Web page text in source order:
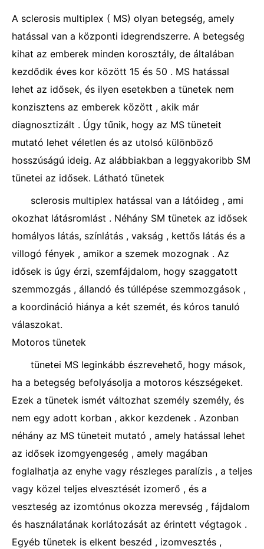
A sclerosis multiplex ( MS) olyan betegség, amely
hatással van a központi idegrendszerre. A betegség
kihat az emberek minden korosztály, de általában
kezdődik éves kor között 15 és 50 . MS hatással
lehet az idősek, és ilyen esetekben a tünetek nem
konzisztens az emberek között , akik már
diagnosztizált . Úgy tűnik, hogy az MS tüneteit
mutató lehet véletlen és az utolsó különböző
hosszúságú ideig. Az alábbiakban a leggyakoribb SM
tünetei az idősek. Látható tünetek
sclerosis multiplex hatással van a látóideg , ami
okozhat látásromlást . Néhány SM tünetek az idősek
homályos látás, színlátás , vakság , kettős látás és a
villogó fények , amikor a szemek mozognak . Az
idősek is úgy érzi, szemfájdalom, hogy szaggatott
szemmozgás , állandó és túllépése szemmozgások ,
a koordináció hiánya a két szemét, és kóros tanuló
válaszokat.
Motoros tünetek
tünetei MS leginkább észrevehető, hogy mások,
ha a betegség befolyásolja a motoros készségeket.
Ezek a tünetek ismét változhat személy személy, és
nem egy adott korban , akkor kezdenek . Azonban
néhány az MS tüneteit mutató , amely hatással lehet
az idősek izomgyengeség , amely magában
foglalhatja az enyhe vagy részleges paralízis , a teljes
vagy közel teljes elvesztését izomerő , és a
veszteség az izomtónus okozza merevség , fájdalom
és használatának korlátozását az érintett végtagok .
Egyéb tünetek is elkent beszéd , izomvesztés ,